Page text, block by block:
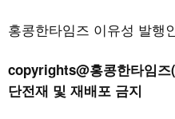
홍콩한타임즈 이유성 발행
copyrights@홍콩한타임
단전재 및 재배포 금지